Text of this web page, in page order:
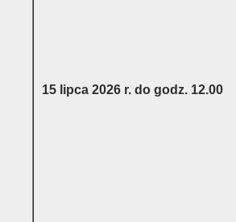
15 lipca 2026 r. do godz. 12.00